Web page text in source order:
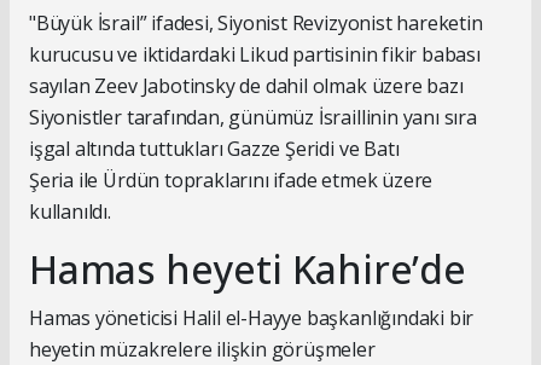
"Büyük İsrail” ifadesi, Siyonist Revizyonist hareketin
kurucusu ve iktidardaki Likud partisinin fikir babası
sayılan Zeev Jabotinsky de dahil olmak üzere bazı
Siyonistler tarafından, günümüz İsraillinin yanı sıra
işgal altında tuttukları Gazze Şeridi ve Batı
Şeria ile Ürdün topraklarını ifade etmek üzere
kullanıldı.
Hamas heyeti Kahire’de
Hamas yöneticisi Halil el-Hayye başkanlığındaki bir
heyetin müzakrelere ilişkin görüşmeler